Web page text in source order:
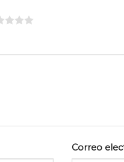
Correo